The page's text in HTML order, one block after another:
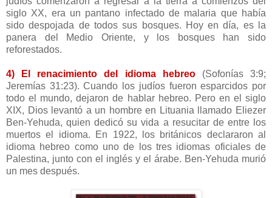
siglo XX, era un pantano infectado de malaria que había
sido despojada de todos sus bosques. Hoy en día, es la
panera del Medio Oriente, y los bosques han sido
reforestados.
4) El renacimiento del idioma hebreo(Sofonías 3:9;
Jeremías 31:23). Cuando los judíos fueron esparcidos por
todo el mundo, dejaron de hablar hebreo. Pero en el siglo
XIX, Dios levantó a un hombre en Lituania llamado Eliezer
Ben-Yehuda, quien dedicó su vida a resucitar de entre los
muertos el idioma. En 1922, los británicos declararon al
idioma hebreo como uno de los tres idiomas oficiales de
Palestina, junto con el inglés y el árabe. Ben-Yehuda murió
un mes después.